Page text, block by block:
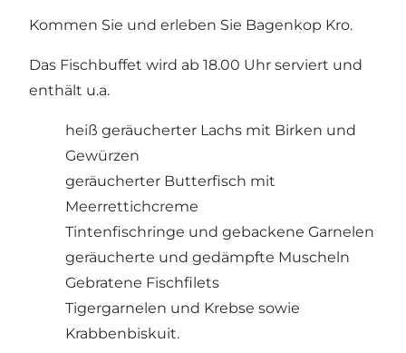
Kommen Sie und erleben Sie Bagenkop Kro.
Das Fischbuffet wird ab 18.00 Uhr serviert und
enthält u.a.
heiß geräucherter Lachs mit Birken und
Gewürzen
geräucherter Butterfisch mit
Meerrettichcreme
Tintenfischringe und gebackene Garnelen
geräucherte und gedämpfte Muscheln
Gebratene Fischfilets
Tigergarnelen und Krebse sowie
Krabbenbiskuit.